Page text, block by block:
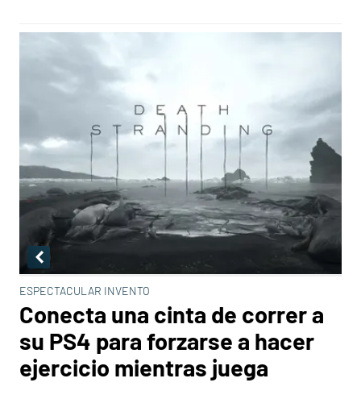
ESPECTACULAR INVENTO
Conecta una cinta de correr a
su PS4 para forzarse a hacer
ejercicio mientras juega